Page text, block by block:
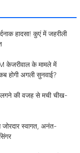
हादसा! कुएं में जहरीली
केजरीवाल के मामले में
होगी अगली सुनवाई?
की वजह से मची चीख-
स्वागत, अनंत-